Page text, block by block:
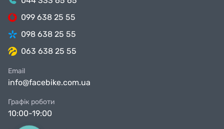
099 638 25 55
098 638 25 55
063 638 25 55
Email
info@facebike.com.ua
Графік роботи
10:00-19:00